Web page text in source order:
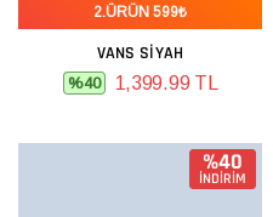
2.ÜRÜN 599₺
VANS SIYAH
%40 1,399.99 TL
%40
İNDİRİM